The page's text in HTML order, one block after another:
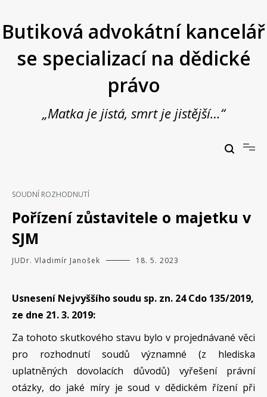
obsah
Butiková advokátní kancelář
se specializací na dědické
právo
„Matka je jistá, smrt je jistější…“
SOUDNÍ ROZHODNUTÍ
Pořízení zůstavitele o majetku v
SJM
JUDr. Vladimír Janošek 18. 5. 2023
Usnesení Nejvyššího soudu sp. zn. 24 Cdo 135/2019,
ze dne 21. 3. 2019:
Za tohoto skutkového stavu bylo v projednávané věci
pro rozhodnutí soudů významné
(z hlediska
uplatněných dovolacích důvodů) vyřešení právní
otázky, do jaké míry je soud v dědickém řízení při